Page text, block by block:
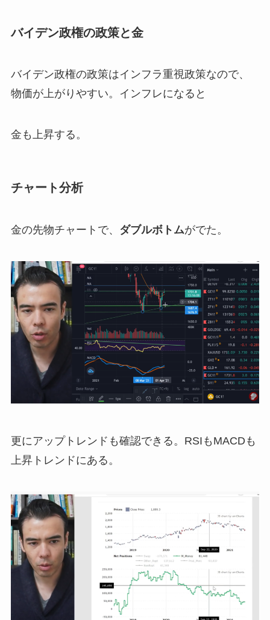
バイデン政権の政策と金
バイデン政権の政策はインフラ重視政策なので、
物価が上がりやすい。インフレになると
金も上昇する。
チャート分析
金の先物チャートで、 ダブルボトムがでた。
更にアップトレンドも確認できる。RSIもMACDも
上昇トレンドにある。